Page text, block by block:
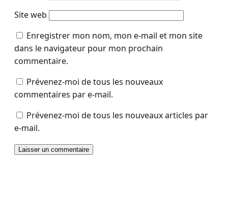
Site web
Enregistrer mon nom, mon e-mail et mon site
dans le navigateur pour mon prochain
commentaire.
Prévenez-moi de tous les nouveaux
commentaires par e-mail.
Prévenez-moi de tous les nouveaux articles par
e-mail.